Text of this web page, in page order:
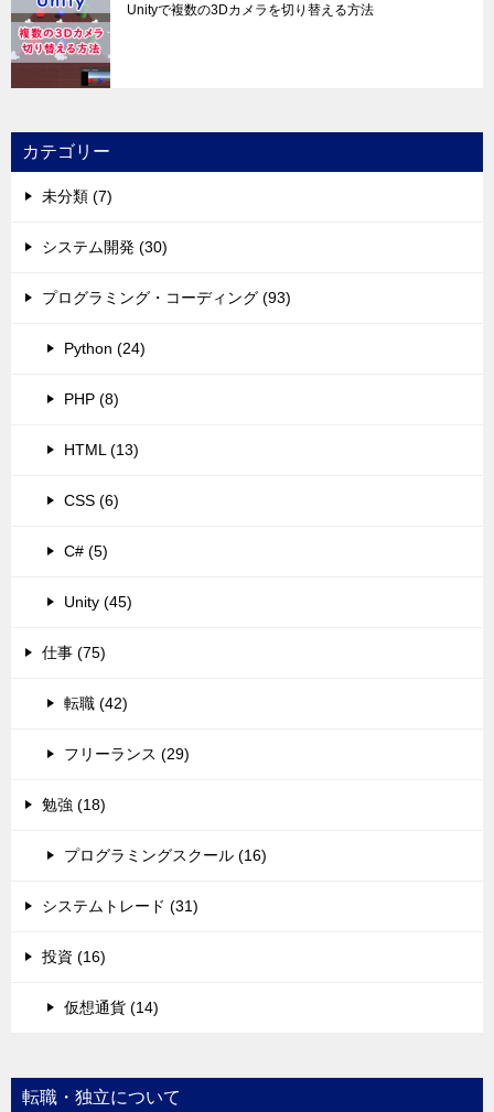
Unityで複数の3Dカメラを切り替える方法
カテゴリー
未分類 (7)
システム開発 (30)
プログラミング・コーディング (93)
Python (24)
PHP (8)
HTML (13)
CSS (6)
C# (5)
Unity (45)
仕事 (75)
転職 (42)
フリーランス (29)
勉強 (18)
プログラミングスクール (16)
システムトレード (31)
投資 (16)
仮想通貨 (14)
転職・独立について